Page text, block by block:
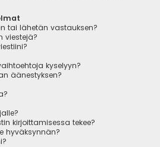
tai lähetän vastauksen?
viestejä?
kyselyyn?
äänestyksen?
kirjoittamisessa tekee?
hyväksynnän?